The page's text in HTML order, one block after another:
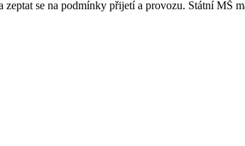
se na podmínky přijetí a provozu. Státní MŠ